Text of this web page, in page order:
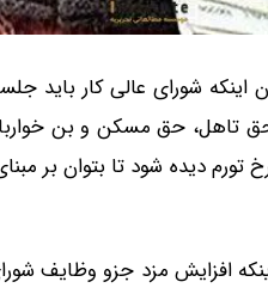
اینکه شورای عالی کار باید
حق تاهل، حق مسکن و بن
دیده شود تا بتوان بر
افزایش مزد جزو وظایف